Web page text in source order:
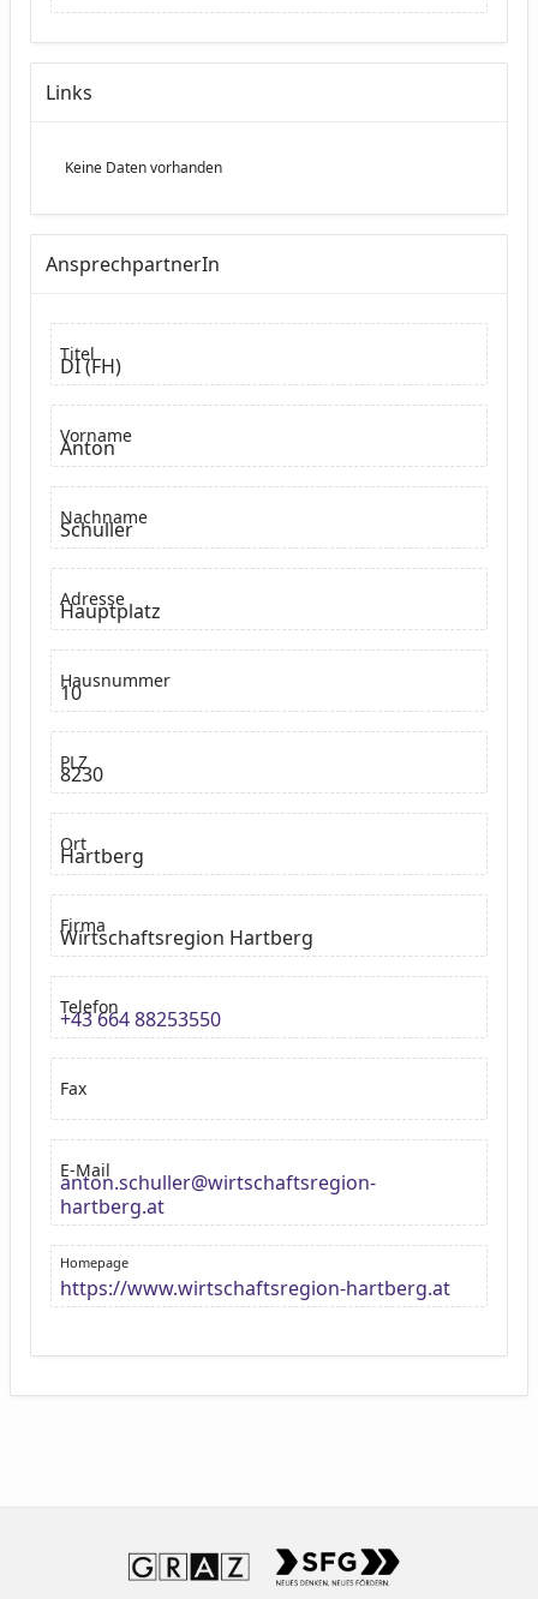
Links
Keine Daten vorhanden
AnsprechpartnerIn
Titel
DI (FH)
Vorname
Anton
Nachname
Schuller
Adresse
Hauptplatz
Hausnummer
10
PLZ
8230
Ort
Hartberg
Firma
Wirtschaftsregion Hartberg
Telefon
+43 664 88253550
Fax
E-Mail
anton.schuller@wirtschaftsregion-
hartberg.at
Homepage
https://www.wirtschaftsregion-hartberg.at